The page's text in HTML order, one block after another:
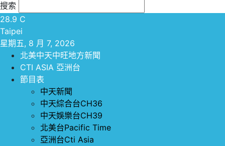
搜索
28.9 C
Taipei
星期五, 8 月 7, 2026
北美中天中旺地方新聞
CTI ASIA 亞洲台
節目表
中天新聞
中天綜合台CH36
中天娛樂台CH39
北美台Pacific Time
亞洲台Cti Asia